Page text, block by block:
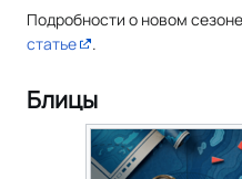
Подробности о новом
статье
.
Блицы